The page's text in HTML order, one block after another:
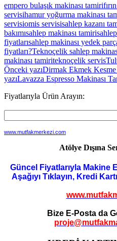
empero bulaşık makinası tamiri
servisihamur yoğurma makinası
servisiomis servisisahlep kazanı
bakımısahlep makinası tamiri
fiyatlarısahlep makinası yedek
fiyatları?Teknoçelik sahlep
makinası tamiriteknoçelik servis
Yazı
dolaşımı
Önceki yazıDirmak Ekmek
yazıLavazza Espresso Makinası
Fiyatlarıyla Ürün Arayın:
www.mutfakmerkezi.com
Atölye Dışına
Güncel Fiyatlarıyla Makine
Aşağıyı Tıklayın, Kredi
Bize E-Posta da